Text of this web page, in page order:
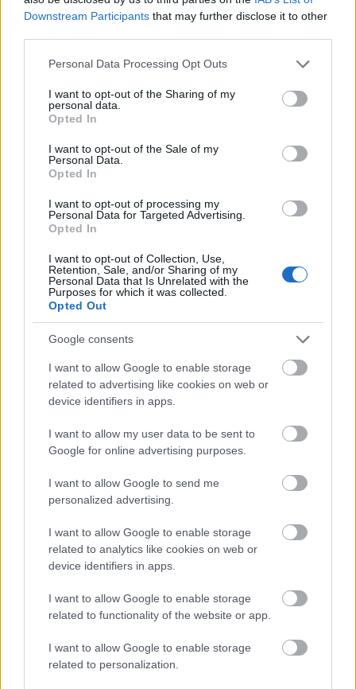
Downstream Participants that may further disclose it to other
Please note that this website/app uses one or more Google
not limited to your visit or usage behaviour. You may click to
grant or deny consent to Google and its third-party tags to
use your data for below specified purposes in below Google
consent section.
Personal Data Processing Opt Outs
I want to opt-out of the Sharing of my
personal data.
Opted In
I want to opt-out of the Sale of my
Personal Data.
Opted In
I want to opt-out of processing my
Personal Data for Targeted Advertising.
Opted In
I want to opt-out of Collection, Use,
Retention, Sale, and/or Sharing of my
Personal Data that Is Unrelated with the
Purposes for which it was collected.
Opted Out
Google consents
I want to allow Google to enable storage
related to advertising like cookies on web or
device identifiers in apps.
I want to allow my user data to be sent to
Google for online advertising purposes.
I want to allow Google to send me
personalized advertising.
I want to allow Google to enable storage
related to analytics like cookies on web or
device identifiers in apps.
I want to allow Google to enable storage
related to functionality of the website or app.
I want to allow Google to enable storage
related to personalization.
kormányt Andrej Babiš fogja vezetni az ANO (Igen)
párt élén. Ezt sokan a térség utolsó populizmus
mentes…
Létezhet európai média? - Berlinben
beszélgettünk kelet-európai
barátainkkal
Langowski Judith•2016. november 26.
A német média engem, német-magyart, gyakran
felkavar. Szívesen keverik a kelet-európai
országokat, pláne ha mindkettőnek konzervatív
kormánya van, mint jelenleg Lengyelországnak és
Magyarországnak. A leegyszerűsítő tudósításokból
nehéz innen nyugatról kiolvasni, hogy ténylegesen
mi történik az egyes…